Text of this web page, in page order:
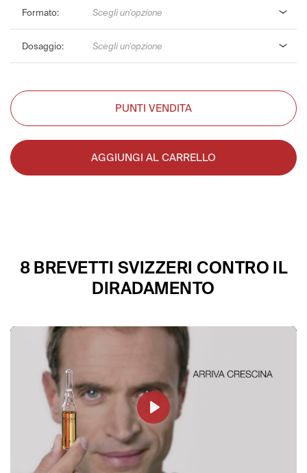
Formato Scegli un'opzione
Dosaggio Scegli un'opzione
PUNTI VENDITA
AGGIUNGI AL CARRELLO
8 BREVETTI SVIZZERI CONTRO IL
DIRADAMENTO
Play